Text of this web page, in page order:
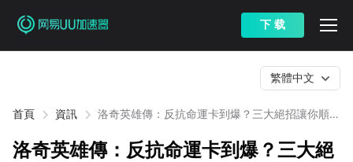
下 载
首頁 資訊
洛奇英雄傳：反抗命運卡到爆？三大絕招讓你順暢
繁體中文
洛奇英雄傳：反抗命運卡到爆？三大絕